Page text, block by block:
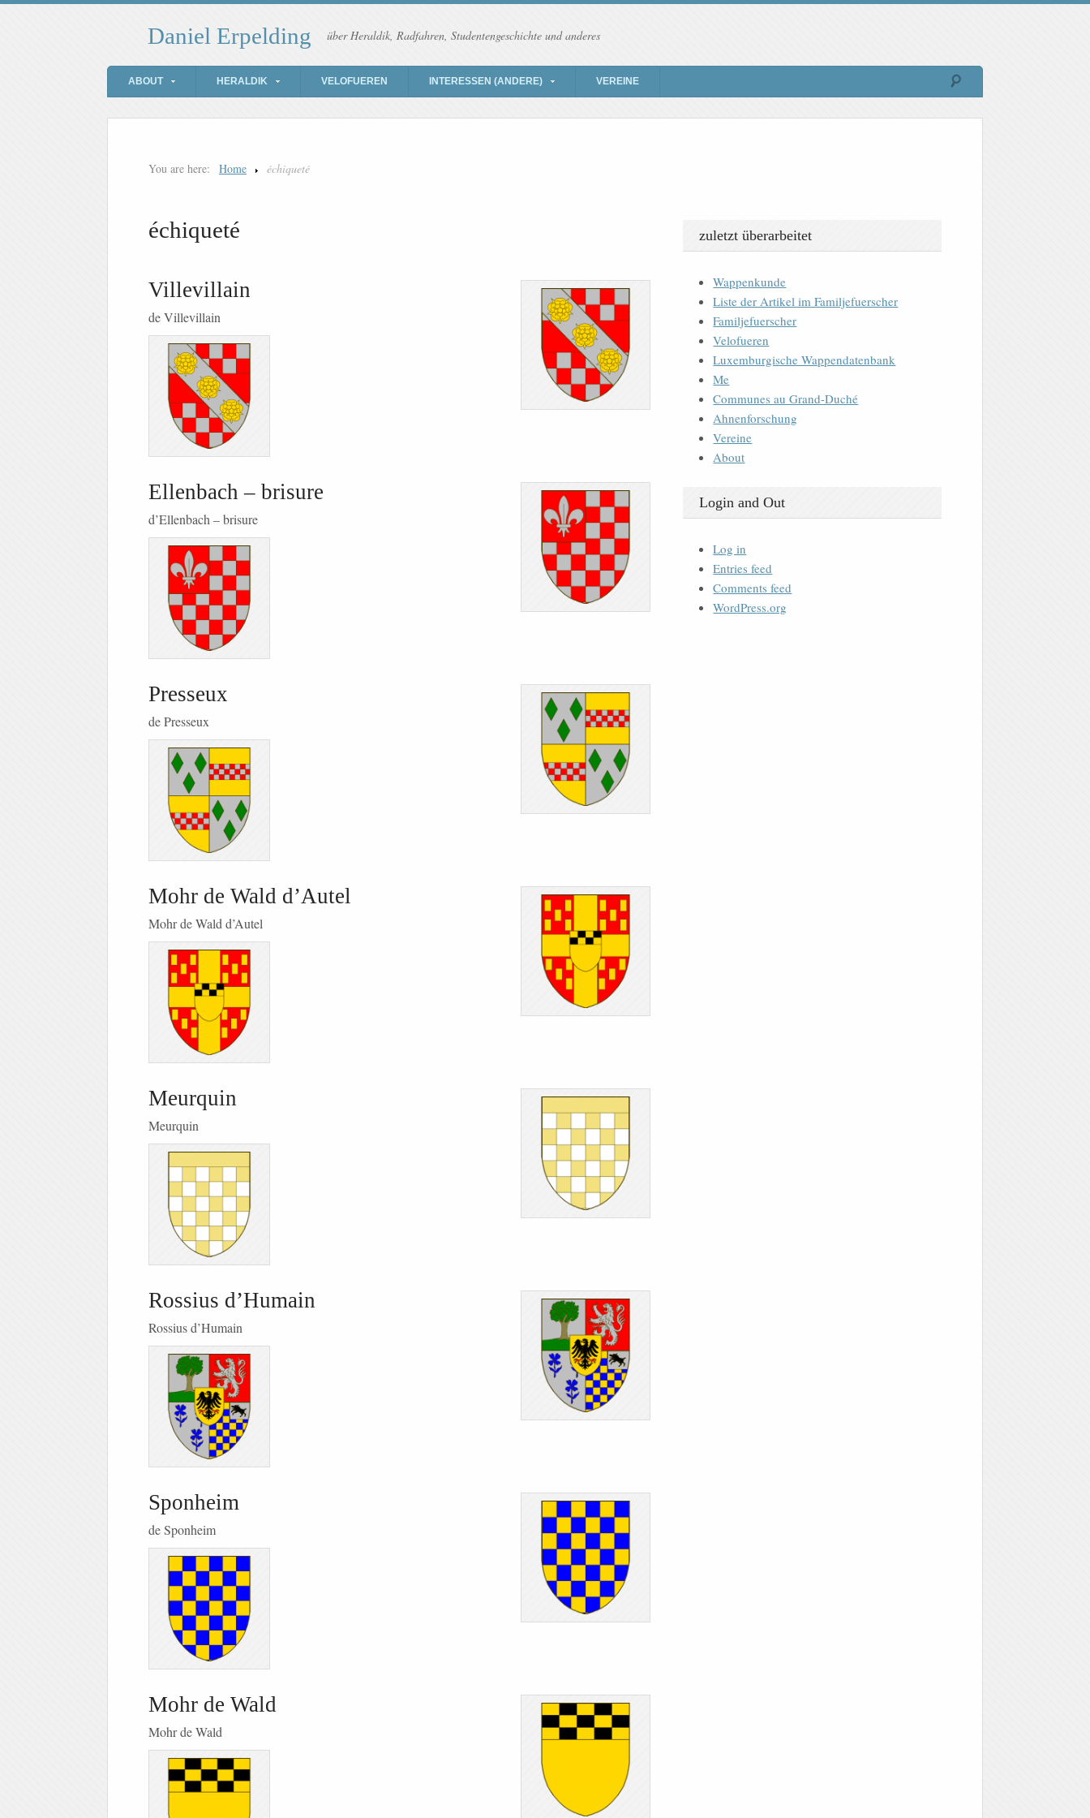
Daniel Erpelding über Heraldik, Radfahren, Studentengeschichte und anderes
ABOUT HERALDIK VELOFUEREN INTERESSEN (ANDERE) VEREINE
You are here: Home échiqueté
échiqueté
Villevillain
de Villevillain
Ellenbach – brisure
d’Ellenbach – brisure
Presseux
de Presseux
Mohr de Wald d’Autel
Mohr de Wald d’Autel
Meurquin
Meurquin
Rossius d’Humain
Rossius d’Humain
Sponheim
de Sponheim
Mohr de Wald
Mohr de Wald
zuletzt überarbeitet
Wappenkunde
Liste der Artikel im Familjefuerscher
Familjefuerscher
Velofueren
Luxemburgische Wappendatenbank
Me
Communes au Grand-Duché
Ahnenforschung
Vereine
About
Login and Out
Log in
Entries feed
Comments feed
WordPress.org